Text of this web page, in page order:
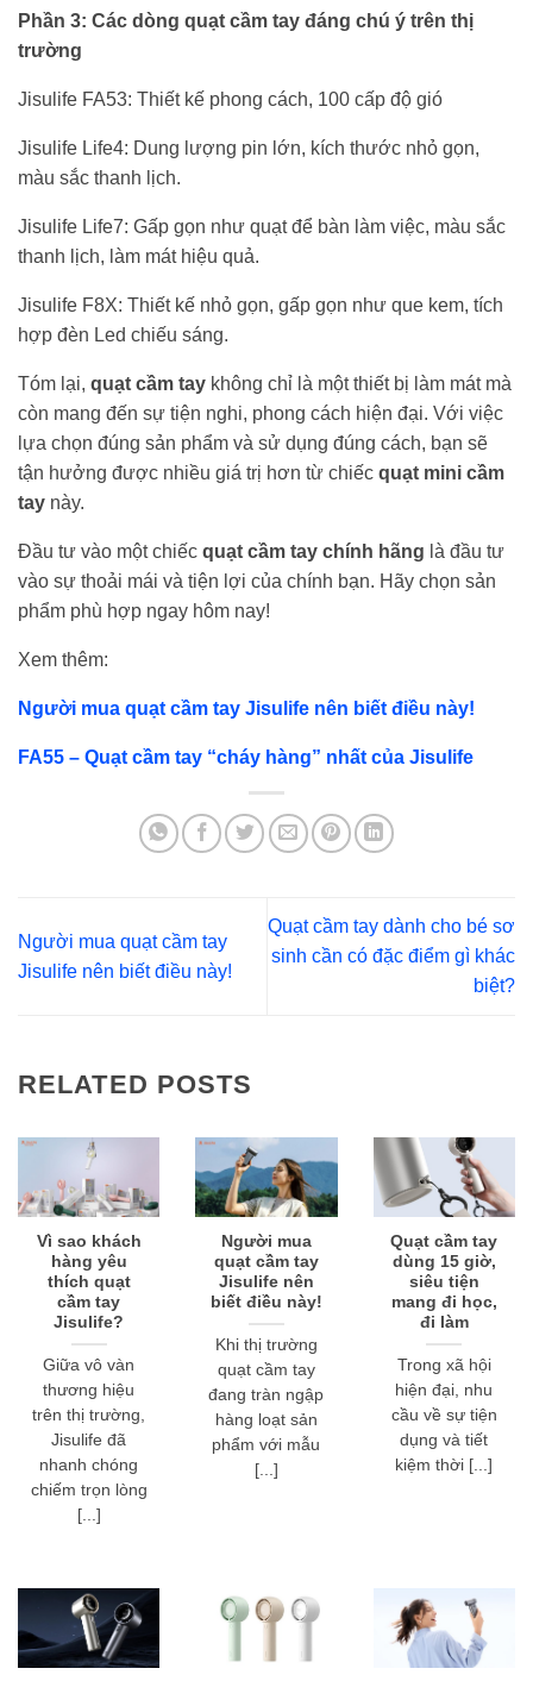
Phần 3: Các dòng quạt cầm tay đáng chú ý trên thị
trường
Jisulife FA53: Thiết kế phong cách, 100 cấp độ gió
Jisulife Life4: Dung lượng pin lớn, kích thước nhỏ gọn,
màu sắc thanh lịch.
Jisulife Life7: Gấp gọn như quạt để bàn làm việc, màu sắc
thanh lịch, làm mát hiệu quả.
Jisulife F8X: Thiết kế nhỏ gọn, gấp gọn như que kem, tích
hợp đèn Led chiếu sáng.
Tóm lại, quạt cầm tay không chỉ là một thiết bị làm mát mà
còn mang đến sự tiện nghi, phong cách hiện đại. Với việc
lựa chọn đúng sản phẩm và sử dụng đúng cách, bạn sẽ
tận hưởng được nhiều giá trị hơn từ chiếc quạt mini cầm
tay này.
Đầu tư vào một chiếc quạt cầm tay chính hãng là đầu tư
vào sự thoải mái và tiện lợi của chính bạn. Hãy chọn sản
phẩm phù hợp ngay hôm nay!
Xem thêm:
Người mua quạt cầm tay Jisulife nên biết điều này!
FA55 – Quạt cầm tay “cháy hàng” nhất của Jisulife
Người mua quạt cầm tay
Jisulife nên biết điều này!
Quạt cầm tay dành cho bé sơ
sinh cần có đặc điểm gì khác
biệt?
RELATED POSTS
Vì sao khách
hàng yêu
thích quạt
cầm tay
Jisulife?
Giữa vô vàn
thương hiệu
trên thị trường,
Jisulife đã
nhanh chóng
chiếm trọn lòng
[...]
Người mua
quạt cầm tay
Jisulife nên
biết điều này!
Khi thị trường
quạt cầm tay
đang tràn ngập
hàng loạt sản
phẩm với mẫu
[...]
Quạt cầm tay
dùng 15 giờ,
siêu tiện
mang đi học,
đi làm
Trong xã hội
hiện đại, nhu
cầu về sự tiện
dụng và tiết
kiệm thời [...]